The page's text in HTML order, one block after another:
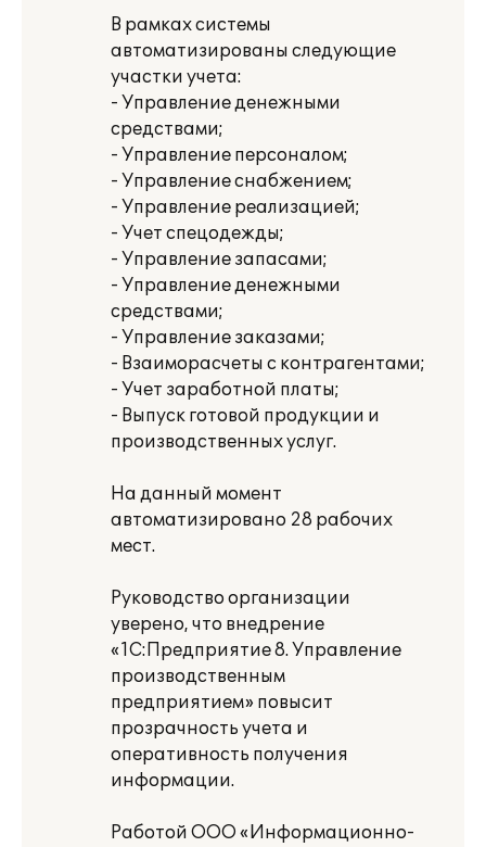
В рамках системы
автоматизированы следующие
участки учета:
- Управление денежными
средствами;
- Управление персоналом;
- Управление снабжением;
- Управление реализацией;
- Учет спецодежды;
- Управление запасами;
- Управление денежными
средствами;
- Управление заказами;
- Взаиморасчеты с контрагентами;
- Учет заработной платы;
- Выпуск готовой продукции и
производственных услуг.
На данный момент
автоматизировано 28 рабочих
мест.
Руководство организации
уверено, что внедрение
«1С:Предприятие 8. Управление
производственным
предприятием» повысит
прозрачность учета и
оперативность получения
информации.
Работой ООО «Информационно-